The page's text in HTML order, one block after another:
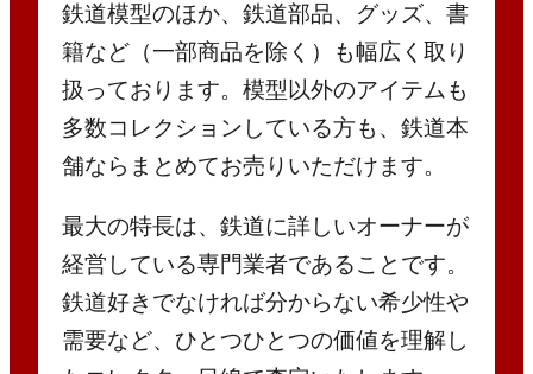
鉄道模型のほか、鉄道部品、グッズ、書
籍など（一部商品を除く）も幅広く取り
扱っております。模型以外のアイテムも
多数コレクションしている方も、鉄道本
舗ならまとめてお売りいただけます。
最大の特長は、鉄道に詳しいオーナーが
経営している専門業者であることです。
鉄道好きでなければ分からない希少性や
需要など、ひとつひとつの価値を理解し